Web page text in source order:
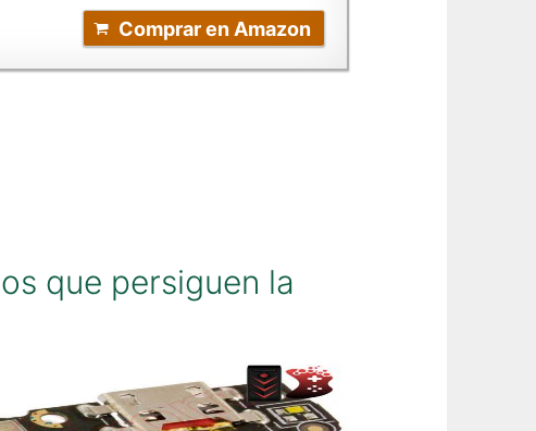
Comprar en Amazon
que persiguen la